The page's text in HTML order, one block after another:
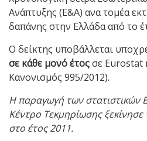
Ανάπτυξης (Ε&Α) ανα τομέα
δαπάνης στην Ελλάδα από το
Ο δείκτης υποβάλλεται
σε κάθε μονό έτοςσε Eurostat
Κανονισμός 995/2012).
Η παραγωγή των στατιστικών
Κέντρο Τεκμηρίωσης
στο έτος 2011.